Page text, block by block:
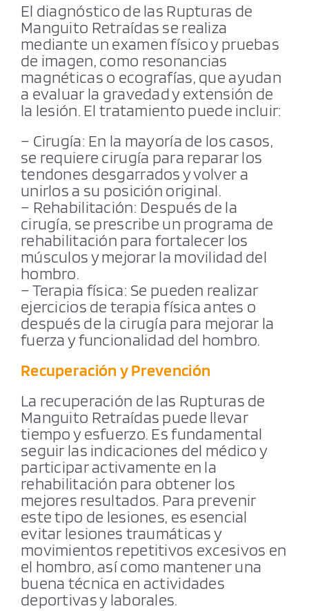
El diagnóstico de las Rupturas de
Manguito Retraídas se realiza
mediante un examen físico y pruebas
de imagen, como resonancias
magnéticas o ecografías, que ayudan
a evaluar la gravedad y extensión de
la lesión. El tratamiento puede incluir:
– Cirugía: En la mayoría de los casos,
se requiere cirugía para reparar los
tendones desgarrados y volver a
unirlos a su posición original.
– Rehabilitación: Después de la
cirugía, se prescribe un programa de
rehabilitación para fortalecer los
músculos y mejorar la movilidad del
hombro.
– Terapia física: Se pueden realizar
ejercicios de terapia física antes o
después de la cirugía para mejorar la
fuerza y funcionalidad del hombro.
Recuperación y Prevención
La recuperación de las Rupturas de
Manguito Retraídas puede llevar
tiempo y esfuerzo. Es fundamental
seguir las indicaciones del médico y
participar activamente en la
rehabilitación para obtener los
mejores resultados. Para prevenir
este tipo de lesiones, es esencial
evitar lesiones traumáticas y
movimientos repetitivos excesivos en
el hombro, así como mantener una
buena técnica en actividades
deportivas y laborales.